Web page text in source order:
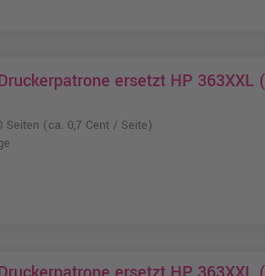
ersetzt HP 363XXL
Seiten (ca. 0,7 Cent / Seite)